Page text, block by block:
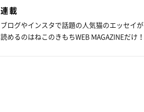
連載
ブログやインスタで話題の人気猫のエッセイが
読めるのはねこのきもちWEB MAGAZINEだけ！